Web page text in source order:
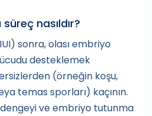
nasıldır?
sonra, olası embriyo
desteklemek
(örneğin koşu,
temas sporları) kaçının.
ve embriyo tutunma